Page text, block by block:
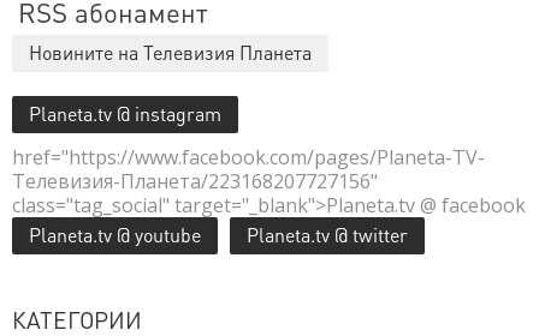
RSS абонамент
Новините на Телевизия Планета
Planeta.tv @ instagram
href="https://www.facebook.com/pages/Planeta-TV-
Телевизия-Планета/223168207727156"
class="tag_social" target="_blank">Planeta.tv @ facebook
Planeta.tv @ youtube Planeta.tv @ twitter
КАТЕГОРИИ